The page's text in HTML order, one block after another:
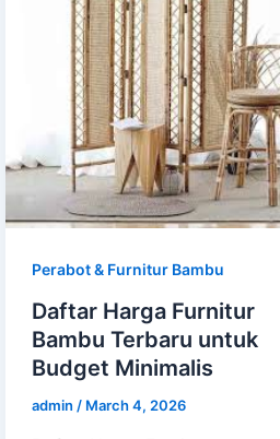
Perabot & Furnitur Bambu
Daftar Harga Furnitur
Bambu Terbaru untuk
Budget Minimalis
admin / March 4, 2026